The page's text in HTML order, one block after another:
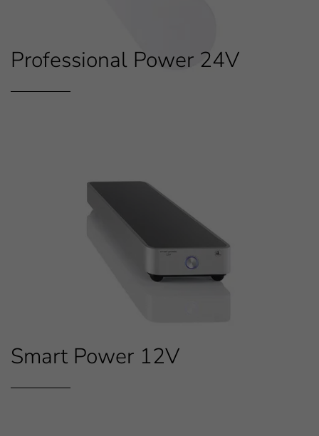
Professional Power 24V
Smart Power 12V